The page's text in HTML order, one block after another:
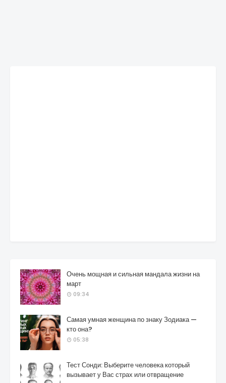
Очень мощная и сильная мандала жизни на
март
09:34
Самая умная женщина по знаку Зодиака —
кто она?
05:38
Тест Сонди: Выберите человека который
вызывает у Вас страх или отвращение